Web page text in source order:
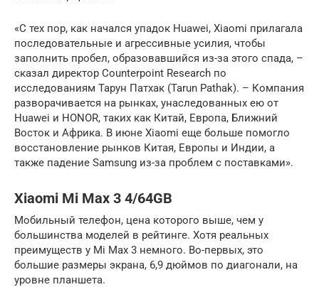
«С тех пор, как начался упадок Huawei, Xiaomi прилагала
последовательные и агрессивные усилия, чтобы
заполнить пробел, образовавшийся из-за этого спада, –
сказал директор Counterpoint Research по
исследованиям Тарун Патхак (Tarun Pathak). – Компания
разворачивается на рынках, унаследованных ею от
Huawei и HONOR, таких как Китай, Европа, Ближний
Восток и Африка. В июне Xiaomi еще больше помогло
восстановление рынков Китая, Европы и Индии, а
также падение Samsung из-за проблем с поставками».
Xiaomi Mi Max 3 4/64GB
Мобильный телефон, цена которого выше, чем у
большинства моделей в рейтинге. Хотя реальных
преимуществ у Mi Max 3 немного. Во-первых, это
большие размеры экрана, 6,9 дюймов по диагонали, на
уровне планшета.